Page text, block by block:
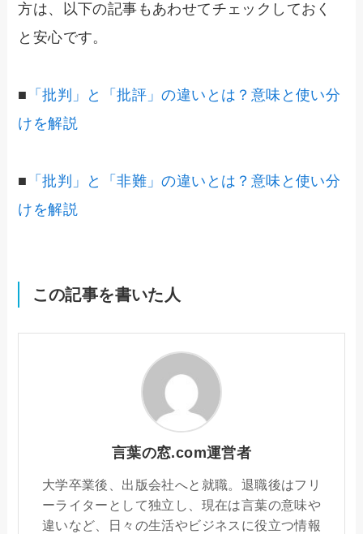
方は、以下の記事もあわせてチェックしておく
と安心です。
■ 「批判」と「批評」の違いとは？意味と使い分
けを解説
■ 「批判」と「非難」の違いとは？意味と使い分
けを解説
この記事を書いた人
言葉の窓.com運営者
大学卒業後、出版会社へと就職。退職後はフリ
ーライターとして独立し、現在は言葉の意味や
違いなど、日々の生活やビジネスに役立つ情報